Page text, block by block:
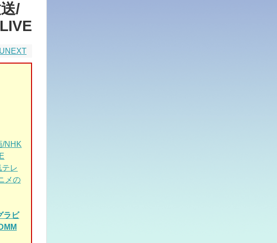
/
UNEXT
/NHK
レ
メの
ラビ